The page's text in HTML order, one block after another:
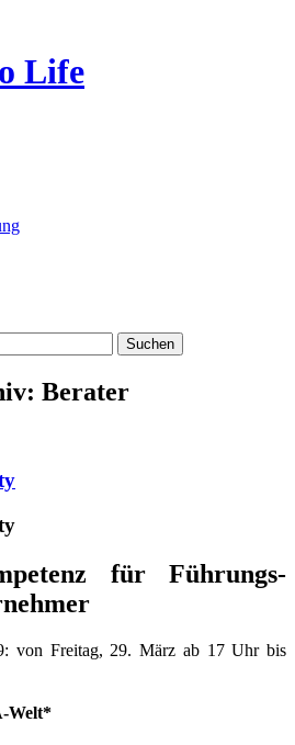
Life
Berater
für Füh­rungs­
von Frei­tag, 29. März ab 17 Uhr bis
Welt*